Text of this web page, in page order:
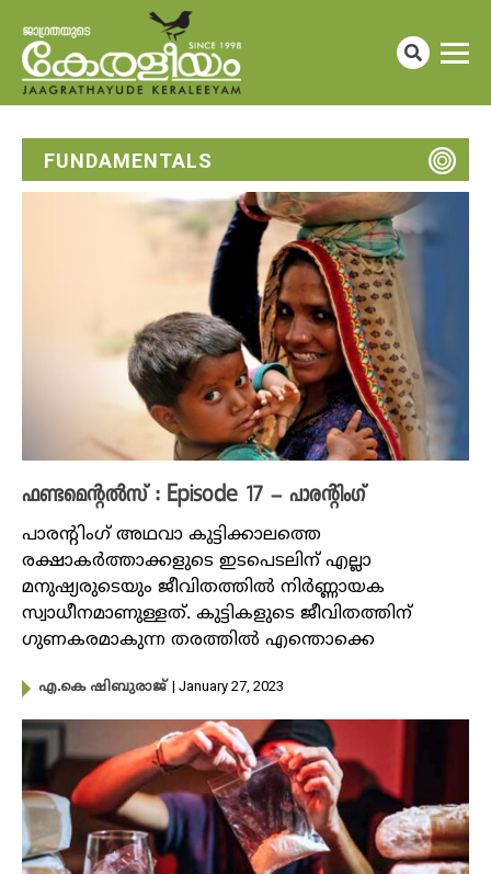
FUNDAMENTALS
ഫണ്ടമെന്റൽസ് : Episode 17 – പാരന്റിം​ഗ്
പാരന്റിം​ഗ് അഥവാ കുട്ടിക്കാലത്തെ
രക്ഷാകർത്താക്കളുടെ ഇടപെടലിന് എല്ലാ
മനുഷ്യരുടെയും ജീവിതത്തിൽ നിർണ്ണായക
സ്വാധീനമാണുള്ളത്. ‌കുട്ടികളുടെ ജീവിതത്തിന്
ഗുണകരമാകുന്ന തരത്തിൽ എന്തൊക്കെ
എ.കെ ഷിബുരാജ് | January 27, 2023